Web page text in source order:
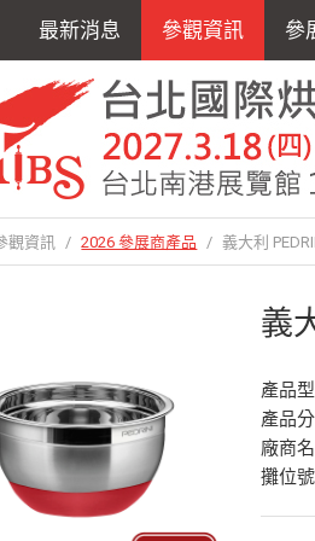
最新消息 參觀資訊 參
觀資訊 / 2026 參展商產品 / 義大利
義
產品
產品
廠商
攤位